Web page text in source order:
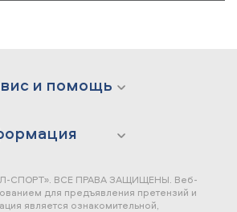
и помощь
СПОРТ». ВСЕ ПРАВА ЗАЩИЩЕНЫ. Веб-
для предъявления претензий и
является ознакомительной,